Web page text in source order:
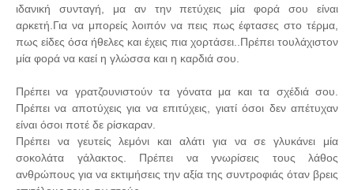
ιδανική συνταγή, μα αν την πετύχεις μία φορά σου είναι
αρκετή.Για να μπορείς λοιπόν να πεις πως έφτασες στο τέρμα,
πως είδες όσα ήθελες και έχεις πια χορτάσει..Πρέπει τουλάχιστον
μία φορά να καεί η γλώσσα και η καρδιά σου.
Πρέπει να γρατζουνιστούν τα γόνατα μα και τα σχέδιά σου.
Πρέπει να αποτύχεις για να επιτύχεις, γιατί όσοι δεν απέτυχαν
είναι όσοι ποτέ δε ρίσκαραν.
Πρέπει να γευτείς λεμόνι και αλάτι για να σε γλυκάνει μία
σοκολάτα γάλακτος. Πρέπει να γνωρίσεις τους λάθος
ανθρώπους για να εκτιμήσεις την αξία της συντροφιάς όταν βρεις